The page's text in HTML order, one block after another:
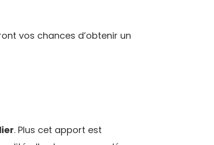
vos chances d’obtenir un
. Plus cet apport est